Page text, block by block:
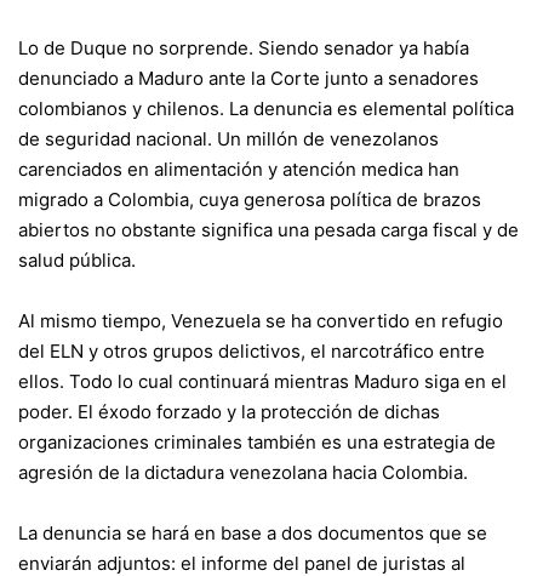
Lo de Duque no sorprende. Siendo senador ya había
denunciado a Maduro ante la Corte junto a senadores
colombianos y chilenos. La denuncia es elemental política
de seguridad nacional. Un millón de venezolanos
carenciados en alimentación y atención medica han
migrado a Colombia, cuya generosa política de brazos
abiertos no obstante significa una pesada carga fiscal y de
salud pública.
Al mismo tiempo, Venezuela se ha convertido en refugio
del ELN y otros grupos delictivos, el narcotráfico entre
ellos. Todo lo cual continuará mientras Maduro siga en el
poder. El éxodo forzado y la protección de dichas
organizaciones criminales también es una estrategia de
agresión de la dictadura venezolana hacia Colombia.
La denuncia se hará en base a dos documentos que se
enviarán adjuntos: el informe del panel de juristas al